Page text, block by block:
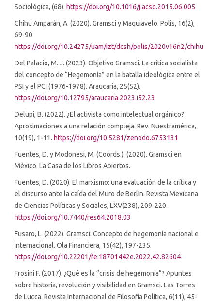
Sociológica, (68). https://doi.org/10.1016/j.acso.2015.06.005
Chihu Amparán, A. (2020). Gramsci y Maquiavelo. Polis, 16(2),
69-90
https://doi.org/10.24275/uam/izt/dcsh/polis/2020v16n2/chihu
Del Palacio, M. J. (2023). Objetivo Gramsci. La crítica socialista
del concepto de “Hegemonía” en la batalla ideológica entre el
PSI y el PCI (1976-1978). Araucaria, 25(52).
https://doi.org/10.12795/araucaria.2023.i52.23
Delupi, B. (2022). ¿El activista como intelectual orgánico?
Aproximaciones a una relación compleja. Rev. Nuestramérica,
10(19), 1-11. https://doi.org/10.5281/zenodo.6753131
Fuentes, D. y Modonesi, M. (Coords.). (2020). Gramsci en
México. La Casa de los Libros Abiertos.
Fuentes, D. (2020). El marxismo: una evaluación de la crítica y
el discurso ante la caída del Muro de Berlín. Revista Mexicana
de Ciencias Políticas y Sociales, LXV(238), 209-220.
https://doi.org/10.7440/res64.2018.03
Fusaro, L. (2022). Gramsci: Concepto de hegemonía nacional e
internacional. Ola Financiera, 15(42), 197-235.
https://doi.org/10.22201/fe.18701442e.2022.42.82604
Frosini F. (2017). ¿Qué es la “crisis de hegemonía”? Apuntes
sobre historia, revolución y visibilidad en Gramsci. Las Torres
de Lucca. Revista Internacional de Filosofía Política, 6(11), 45-